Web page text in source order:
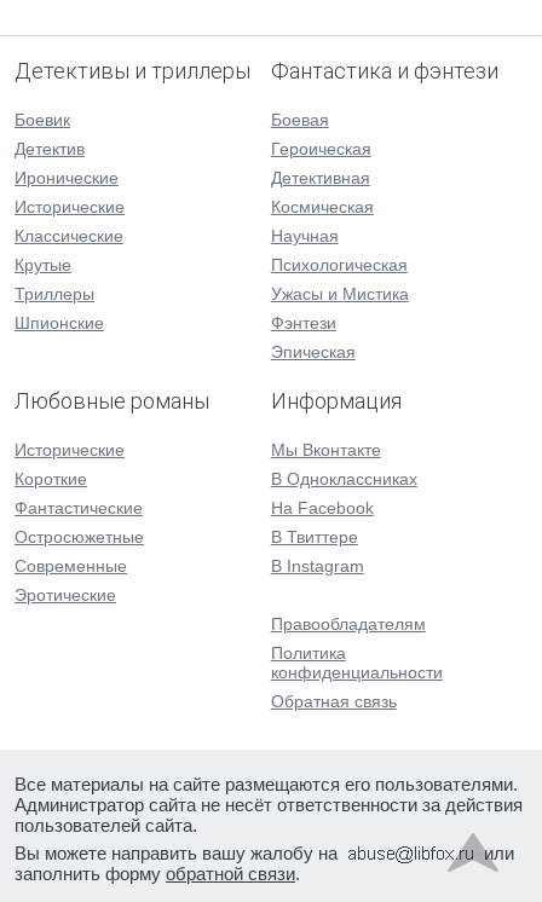
Детективы и триллеры
Боевик
Детектив
Иронические
Исторические
Классические
Крутые
Триллеры
Шпионские
Фантастика и фэнтези
Боевая
Героическая
Детективная
Космическая
Научная
Психологическая
Ужасы и Мистика
Фэнтези
Эпическая
Любовные романы
Исторические
Короткие
Фантастические
Остросюжетные
Современные
Эротические
Информация
Мы Вконтакте
В Одноклассниках
На Facebook
В Твиттере
В Instagram
Правообладателям
Политика
конфиденциальности
Обратная связь
Все материалы на сайте размещаются его пользователями.
Администратор сайта не несёт ответственности за действия
пользователей сайта.
Вы можете направить вашу жалобу на
или
заполнить форму обратной связи.